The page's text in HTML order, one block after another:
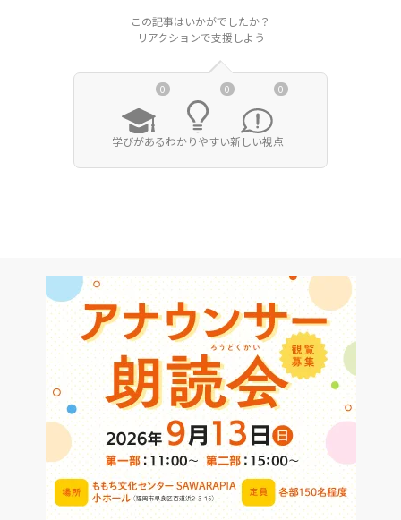
この記事はいかがでしたか？
リアクションで支援しよう
0
学びがある
0
わかりやすい
0
新しい視点